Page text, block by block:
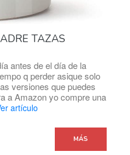
TAZAS
antes de el día de la
q perder asique solo
versiones que puedes
a Amazon yo compre una
artículo
MÁS